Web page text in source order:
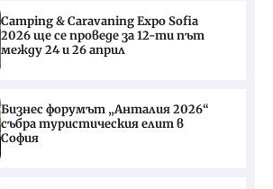
Camping & Caravaning Expo Sofia
2026 ще се проведе за 12-ти път
между 24 и 26 април
Бизнес форумът „Анталия 2026“
събра туристическия елит в
София